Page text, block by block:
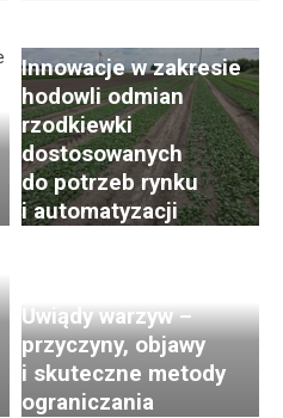
Innowacje w zakresie
hodowli odmian
rzodkiewki
dostosowanych
do potrzeb rynku
i automatyzacji
Uwiądy warzyw –
przyczyny, objawy
i skuteczne metody
ograniczania